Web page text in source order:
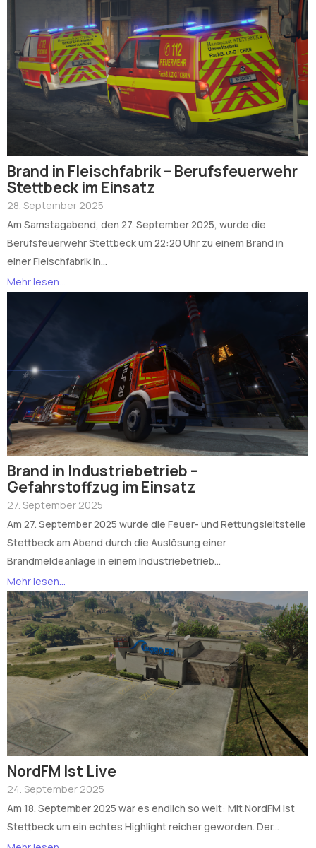
Brand in Fleischfabrik – Berufsfeuerwehr
Stettbeck im Einsatz
28. September 2025
Am Samstagabend, den 27. September 2025, wurde die
Berufsfeuerwehr Stettbeck um 22:20 Uhr zu einem Brand in
einer Fleischfabrik in...
Mehr lesen...
Brand in Industriebetrieb –
Gefahrstoffzug im Einsatz
27. September 2025
Am 27. September 2025 wurde die Feuer- und Rettungsleitstelle
Stettbeck am Abend durch die Auslösung einer
Brandmeldeanlage in einem Industriebetrieb...
Mehr lesen...
NordFM Ist Live
24. September 2025
Am 18. September 2025 war es endlich so weit: Mit NordFM ist
Stettbeck um ein echtes Highlight reicher geworden. Der...